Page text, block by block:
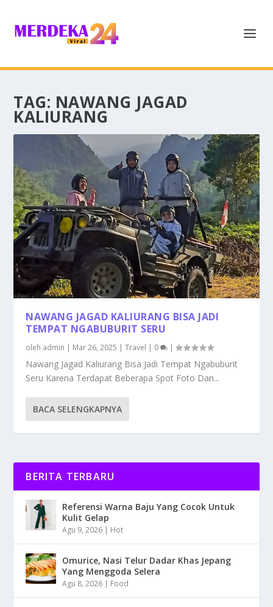
TAG: NAWANG JAGAD
KALIURANG
NAWANG JAGAD KALIURANG BISA JADI
TEMPAT NGABUBURIT SERU
oleh admin | Mar 26, 2025 |Travel | 0 |
Nawang Jagad Kaliurang Bisa Jadi Tempat Ngabuburit
Seru Karena Terdapat Beberapa Spot Foto Dan...
BACA SELENGKAPNYA
BERITA TERBARU
Referensi Warna Baju Yang Cocok Untuk
Kulit Gelap
Agu 9, 2026 | Hot
Omurice, Nasi Telur Dadar Khas Jepang
Yang Menggoda Selera
Agu 8, 2026 | Food